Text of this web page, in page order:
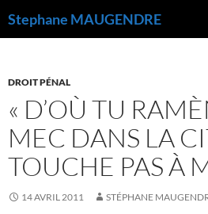
Stephane MAUGENDRE
DROIT PÉNAL
« D’OÙ TU
MEC DANS LA
TOUCHE PAS À
14 AVRIL 2011 STÉPHANE